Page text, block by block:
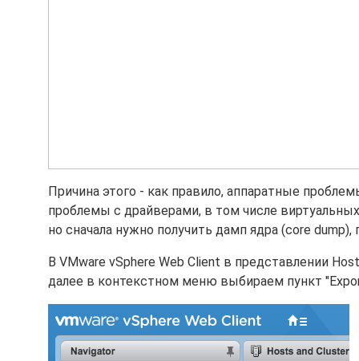
Причина этого - как правило, аппаратные
проблемы с драйверами, в том числе
но сначала нужно получить дамп ядра (core
В VMware vSphere Web Client в представлении
далее в контекстном меню выбираем пункт